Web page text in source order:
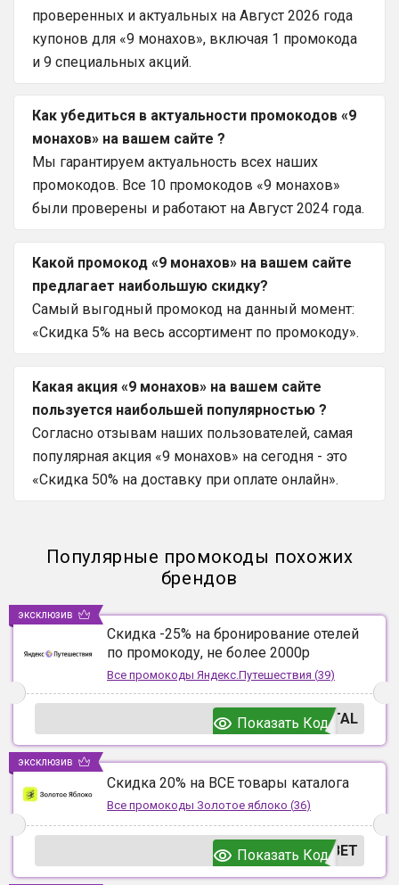
проверенных и актуальных на Август 2026 года
купонов для «9 монахов», включая 1 промокода
и 9 специальных акций.
Как убедиться в актуальности промокодов «9
монахов» на вашем сайте ?
Мы гарантируем актуальность всех наших
промокодов. Все 10 промокодов «9 монахов»
были проверены и работают на Август 2024 года.
Какой промокод «9 монахов» на вашем сайте
предлагает наибольшую скидку?
Самый выгодный промокод на данный момент:
«Скидка 5% на весь ассортимент по промокоду».
Какая акция «9 монахов» на вашем сайте
пользуется наибольшей популярностью ?
Согласно отзывам наших пользователей, самая
популярная акция «9 монахов» на сегодня - это
«Скидка 50% на доставку при оплате онлайн».
Популярные промокоды похожих
брендов
Скидка -25% на бронирование отелей
по промокоду, не более 2000р
Все промокоды Яндекс.Путешествия (39)
TAL
Показать Код
эксклюзив
Скидка 20% на ВСЕ товары каталога
Все промокоды Золотое яблоко (36)
ВЕТ
Показать Код
эксклюзив